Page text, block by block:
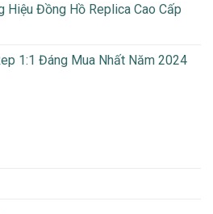
Đồng Hồ Replica Cao Cấp
1:1 Đáng Mua Nhất Năm 2024